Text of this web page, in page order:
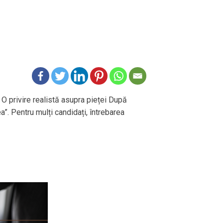
privire realistă asupra pieței După
Pentru mulți candidați, întrebarea